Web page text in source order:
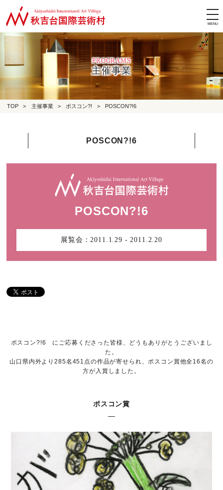
PROGRAMS
主催事業
TOP > 主催事業 > ポスコン?! > POSCON?!6
POSCON?!6
POSCON?!6
展覧会： 2011.1.29 - 2011.2.20
ポスコン?!6 にご応募くださった皆様、どうもありがとうございまし
た。
山口県内外より285名451点の作品が寄せられ、ポスコン賞他全16名の
方が入賞しました。
ポスコン賞